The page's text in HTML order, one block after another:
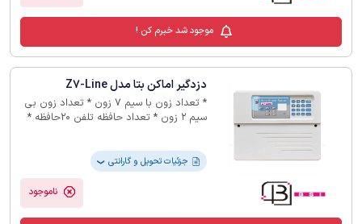
موجود شد خبرم کن !
دزدگیر اماکن بتا مدل Z7-Line
* تعداد زون با سیم 7 زون * تعداد زون بی
سیم 2 زون * تعداد حافظه تلفن 20حافظه *
جزئیات تحویل و گارانتی ❯
ناموجود